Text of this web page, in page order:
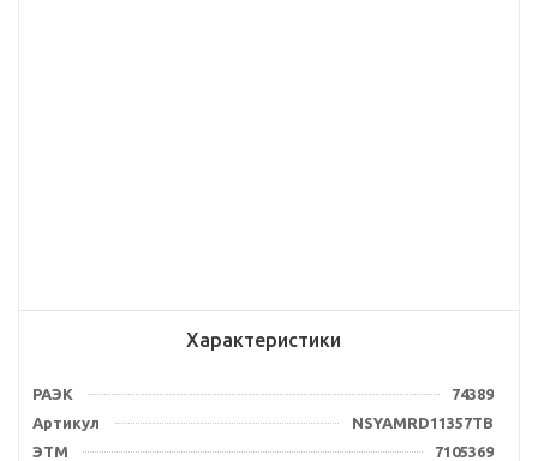
Характеристики
РАЭК
74389
Артикул
NSYAMRD11357TB
ЭТМ
7105369